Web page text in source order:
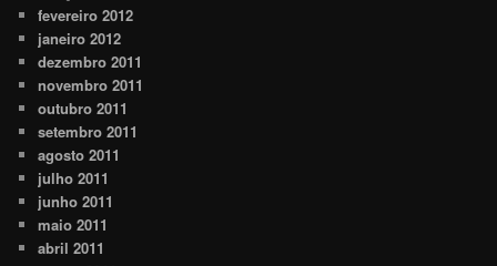
fevereiro 2012
janeiro 2012
dezembro 2011
novembro 2011
outubro 2011
setembro 2011
agosto 2011
julho 2011
junho 2011
maio 2011
abril 2011